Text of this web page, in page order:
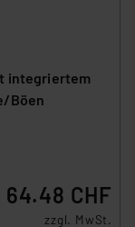
integriertem
Böen
64.48 CHF
zzgl. MwSt.